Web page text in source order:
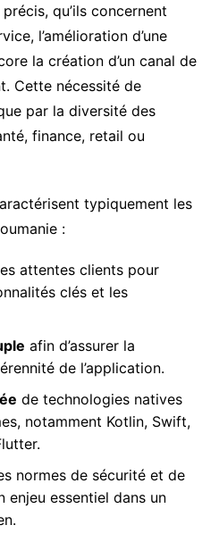
qu’ils concernent
l’amélioration d’une
la création d’un canal de
Cette nécessité de
par la diversité des
finance, retail ou
typiquement les
:
attentes clients pour
clés et les
afin d’assurer la
de l’application.
de technologies natives
notamment Kotlin, Swift,
normes de sécurité et de
enjeu essentiel dans un